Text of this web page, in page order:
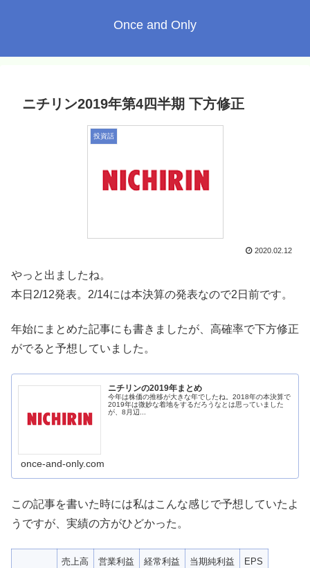
Once and Only
ニチリン2019年第4四半期 下方修正
投資話
2020.02.12
やっと出ましたね。
本日2/12発表。2/14には本決算の発表なので2日前です。
年始にまとめた記事にも書きましたが、高確率で下方修正
がでると予想していました。
ニチリンの2019年まとめ
今年は株価の推移が大きな年でしたね。2018年の本決算で
2019年は微妙な着地をするだろうなとは思っていました
が、8月辺...
once-and-only.com
この記事を書いた時には私はこんな感じで予想していたよ
うですが、実績の方がひどかった。
売上高 営業利益 経常利益 当期純利益 EPS